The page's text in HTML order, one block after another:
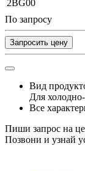
По запросу
Запросить цену
Вид
Для
Все
Пиши запрос на
Позвони и узнай